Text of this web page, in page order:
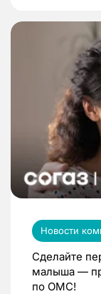
Новости
Сделайте
малыша —
по ОМС!